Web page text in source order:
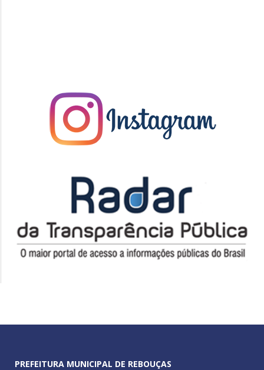
PREFEITURA MUNICIPAL DE REBOUÇAS